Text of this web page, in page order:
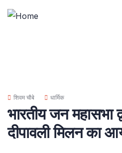
शिवम चौबे धार्मिक
भारतीय जन महासभा
दीपावली मिलन का